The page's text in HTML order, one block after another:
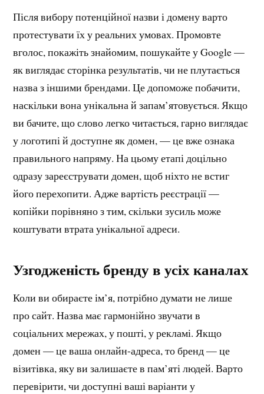
Після вибору потенційної назви і домену варто
протестувати їх у реальних умовах. Промовте
вголос, покажіть знайомим, пошукайте у Google —
як виглядає сторінка результатів, чи не плутається
назва з іншими брендами. Це допоможе побачити,
наскільки вона унікальна й запам’ятовується. Якщо
ви бачите, що слово легко читається, гарно виглядає
у логотипі й доступне як домен, — це вже ознака
правильного напряму. На цьому етапі доцільно
одразу зареєструвати домен, щоб ніхто не встиг
його перехопити. Адже вартість реєстрації —
копійки порівняно з тим, скільки зусиль може
коштувати втрата унікальної адреси.
Узгодженість бренду в усіх каналах
Коли ви обираєте ім’я, потрібно думати не лише
про сайт. Назва має гармонійно звучати в
соціальних мережах, у пошті, у рекламі. Якщо
домен — це ваша онлайн-адреса, то бренд — це
візитівка, яку ви залишаєте в пам’яті людей. Варто
перевірити, чи доступні ваші варіанти у